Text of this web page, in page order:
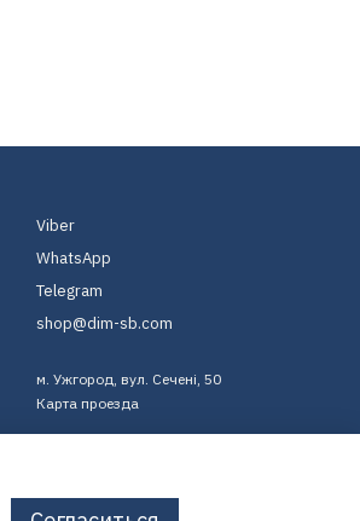
Viber
WhatsApp
Telegram
shop@dim-sb.com
м. Ужгород, вул. Сечені, 50
Карта проезда